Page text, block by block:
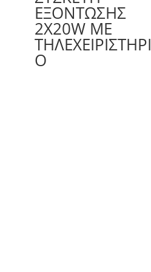
ΕΞΌΝΤΩΣΗΣ
2X20W ΜΕ
ΤΗΛΕΧΕΙΡΙΣΤΗΡΙ
Ο